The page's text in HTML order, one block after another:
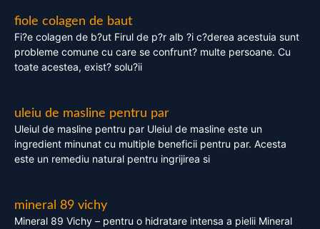
fiole colagen de baut
Fi?e colagen de b?ut Firul de p?r alb ?i c?derea acestuia sunt
probleme comune cu care se confrunt? multe persoane. Cu
toate acestea, exist? solu?ii
uleiu de masline pentru par
Uleiul de masline pentru par Uleiul de masline este un
ingredient minunat cu multiple beneficii pentru par. Acesta
este un remediu natural pentru ingrijirea si
mineral 89 vichy
Mineral 89 Vichy – pentru o hidratare intensa a pielii Mineral